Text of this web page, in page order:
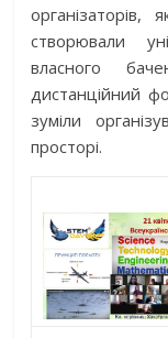
організаторів,
створювали
власного
дистанційний
зуміли
просторі.